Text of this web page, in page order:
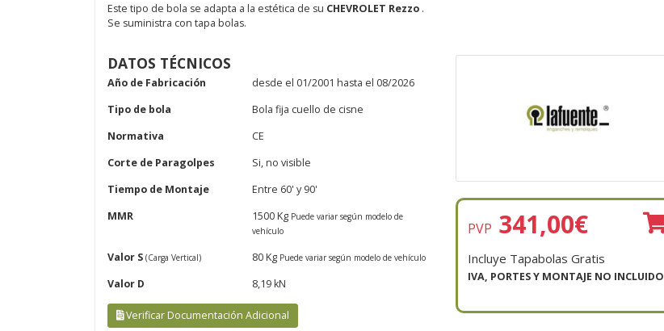
Este tipo de bola se adapta a la estética de su CHEVROLET Rezzo .
Se suministra con tapa bolas.
DATOS TÉCNICOS
Año de Fabricación
desde el 01/2001 hasta el 08/2026
Tipo de bola
Bola fija cuello de cisne
Normativa
CE
Corte de Paragolpes
Si, no visible
Tiempo de Montaje
Entre 60' y 90'
MMR
1500 Kg Puede variar según modelo de
vehículo
Valor S (Carga Vertical) 80 Kg Puede variar según modelo de vehículo
Valor D 8,19 kN
Verificar Documentación Adicional
PVP 341,00€
Incluye Tapabolas Gratis
IVA, PORTES Y MONTAJE NO INCLUIDO